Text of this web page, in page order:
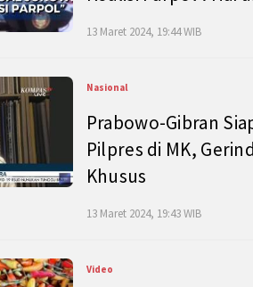
13 Maret 2024, 19:44 WIB
Nasional
Prabowo-Gibran
Pilpres di MK,
Khusus
13 Maret 2024, 19:43 WIB
Video